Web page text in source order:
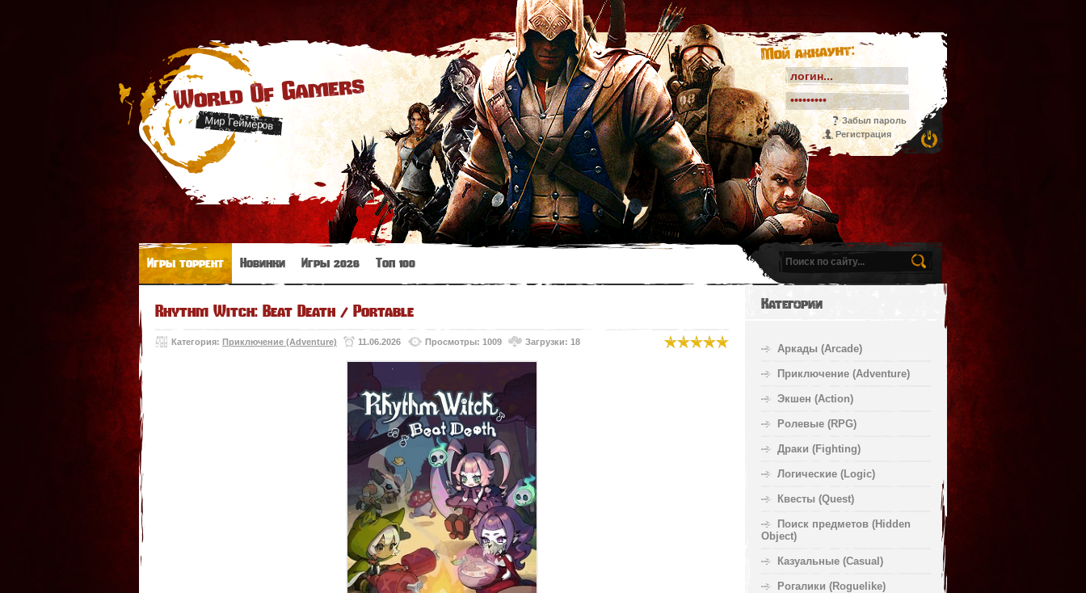
World Of Gamers
Мир Геймеров
Мой аккаунт:
Забыл пароль
Регистрация
Игры торрент Новинки Игры 2026 Топ 100
Rhythm Witch: Beat Death / Portable
Категория: Приключение (Adventure) 11.06.2026 Просмотры: 1009 Загрузки: 18
Категории
Аркады (Arcade)
Приключение (Adventure)
Экшен (Action)
Ролевые (RPG)
Драки (Fighting)
Логические (Logic)
Квесты (Quest)
Поиск предметов (Hidden
Object)
Казуальные (Casual)
Рогалики (Roguelike)